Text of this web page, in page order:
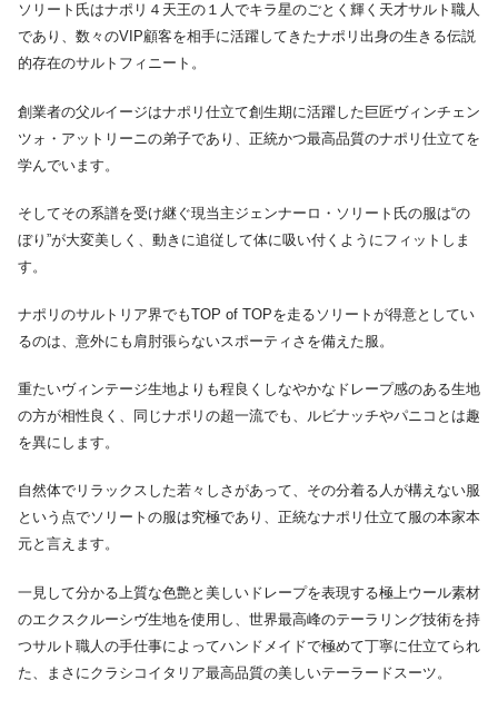
ソリート氏はナポリ４天王の１人でキラ星のごとく輝く天才サルト職人
であり、数々のVIP顧客を相手に活躍してきたナポリ出身の生きる伝説
的存在のサルトフィニート。
創業者の父ルイージはナポリ仕立て創生期に活躍した巨匠ヴィンチェン
ツォ・アットリーニの弟子であり、正統かつ最高品質のナポリ仕立てを
学んでいます。
そしてその系譜を受け継ぐ現当主ジェンナーロ・ソリート氏の服は“の
ぼり”が大変美しく、動きに追従して体に吸い付くようにフィットしま
す。
ナポリのサルトリア界でもTOP of TOPを走るソリートが得意としてい
るのは、意外にも肩肘張らないスポーティさを備えた服。
重たいヴィンテージ生地よりも程良くしなやかなドレープ感のある生地
の方が相性良く、同じナポリの超一流でも、ルビナッチやパニコとは趣
を異にします。
自然体でリラックスした若々しさがあって、その分着る人が構えない服
という点でソリートの服は究極であり、正統なナポリ仕立て服の本家本
元と言えます。
一見して分かる上質な色艶と美しいドレープを表現する極上ウール素材
のエクスクルーシヴ生地を使用し、世界最高峰のテーラリング技術を持
つサルト職人の手仕事によってハンドメイドで極めて丁寧に仕立てられ
た、まさにクラシコイタリア最高品質の美しいテーラードスーツ。